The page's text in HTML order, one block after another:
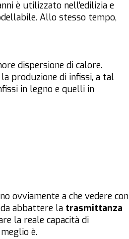
è utilizzato nell’edilizia e
Allo stesso tempo,
dispersione di calore.
la produzione di infissi, a tal
in legno e quelli in
ovviamente a che vedere con
abbattere la trasmittanza
la reale capacità di
è.